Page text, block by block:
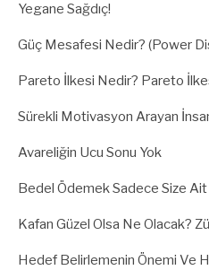
Yegane Sağdıç!
Güç Mesafesi Nedir? (Power
Pareto İlkesi Nedir? Pareto
Sürekli Motivasyon Arayan
Avareliğin Ucu Sonu Yok
Bedel Ödemek Sadece Size Ait
Kafan Güzel Olsa Ne Olacak?
Hedef Belirlemenin Önemi Ve